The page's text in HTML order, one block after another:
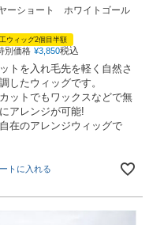
ーショート ホワイトゴール
ウィッグ2個目半額
別価格 ¥3,850税込
トを入れ毛先を軽く自然さ
したウィッグです。
ットでもワックスなどで無
アレンジが可能!
在のアレンジウィッグで
トに入れる